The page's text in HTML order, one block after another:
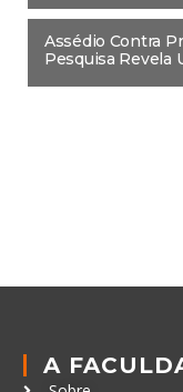
Assédio Contra
Pesquisa Revela
A